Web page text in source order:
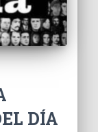
DÍA